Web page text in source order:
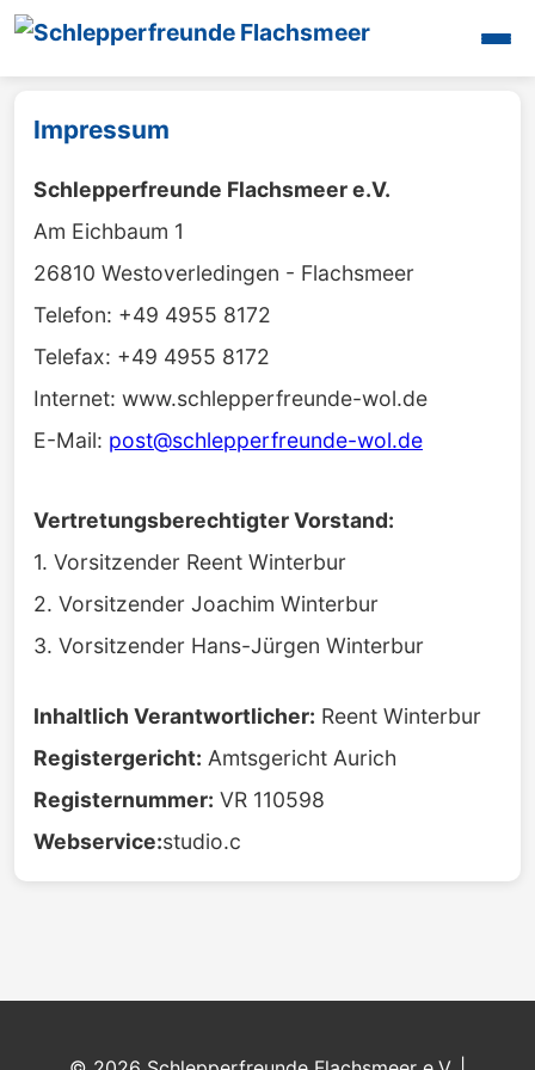
Unsere Aktivitäten
Galerien
Maschinen
Mitglieder
Presse
Termine
Login
Impressum
Schlepperfreunde Flachsmeer e.V.
Am Eichbaum 1
26810 Westoverledingen - Flachsmeer
Telefon: +49 4955 8172
Telefax: +49 4955 8172
Internet: www.schlepperfreunde-wol.de
E-Mail: post@schlepperfreunde-wol.de
Vertretungsberechtigter Vorstand:
1. Vorsitzender Reent Winterbur
2. Vorsitzender Joachim Winterbur
3. Vorsitzender Hans-Jürgen Winterbur
Inhaltlich Verantwortlicher: Reent Winterbur
Registergericht: Amtsgericht Aurich
Registernummer: VR 110598
Webservice:studio.c